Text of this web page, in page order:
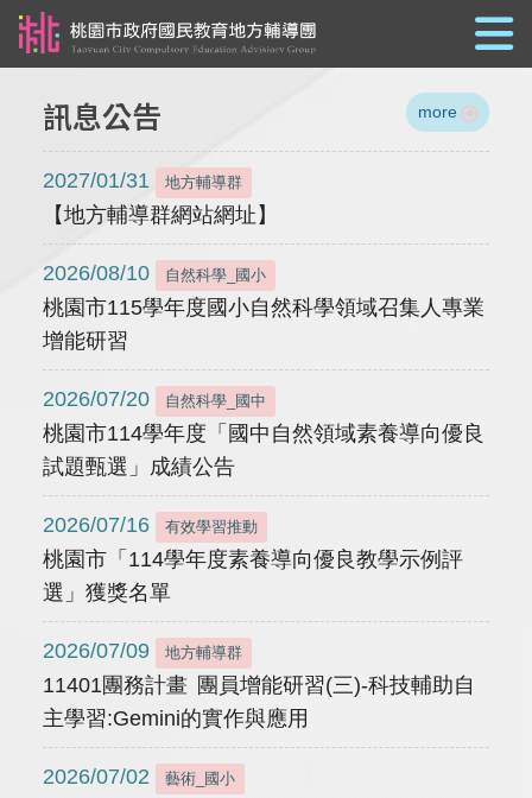
訊息公告 more
2027/01/31 地方輔導群
【地方輔導群網站網址】
2026/08/10 自然科學_國小
桃園市115學年度國小自然科學領域召集人專業
增能研習
2026/07/20 自然科學_國中
桃園市114學年度「國中自然領域素養導向優良
試題甄選」成績公告
2026/07/16 有效學習推動
桃園市「114學年度素養導向優良教學示例評
選」獲獎名單
2026/07/09 地方輔導群
11401團務計畫 團員增能研習(三)-科技輔助自
主學習:Gemini的實作與應用
2026/07/02 藝術_國小